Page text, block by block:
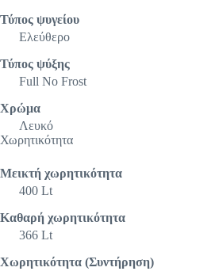
Τύπος ψυγείου
Ελεύθερο
Τύπος ψύξης
Full No Frost
Χρώμα
Λευκό
Χωρητικότητα
Μεικτή χωρητικότητα
400 Lt
Καθαρή χωρητικότητα
366 Lt
Χωρητικότητα (Συντήρηση)